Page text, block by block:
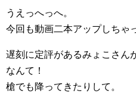
うえっへっへ。
今回も動画二本アップしちゃ
遅刻に定評があるみょこさん
なんて！
槍でも降ってきたりして。